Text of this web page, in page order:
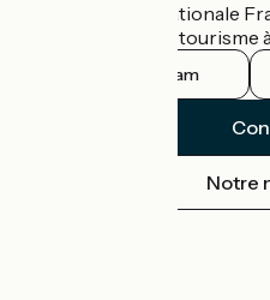
L'association nationale
guide officiel du tourisme
Instagram
Notre